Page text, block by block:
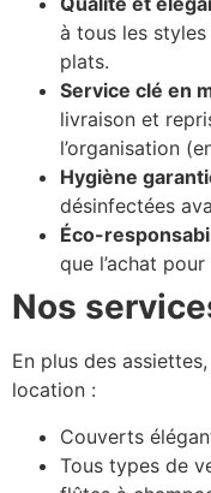
à tous les
plats.
Service clé en
livraison et
l’organisation
Hygiène
désinfectées
Éco-
que l’achat
Nos
En plus des
location :
Couverts
Tous types de